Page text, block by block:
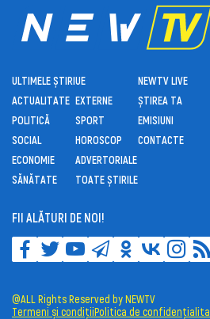
ULTIMELE ȘTIRI
ACTUALITATE
POLITICĂ
SOCIAL
ECONOMIE
SĂNĂTATE
UE
EXTERNE
SPORT
HOROSCOP
ADVERTORIALE
TOATE ȘTIRILE
NEWTV LIVE
ȘTIREA TA
EMISIUNI
CONTACTE
FII ALĂTURI DE NOI!
@ALL Rights Reserved by NEWTV
Termeni și condițiiPolitica de